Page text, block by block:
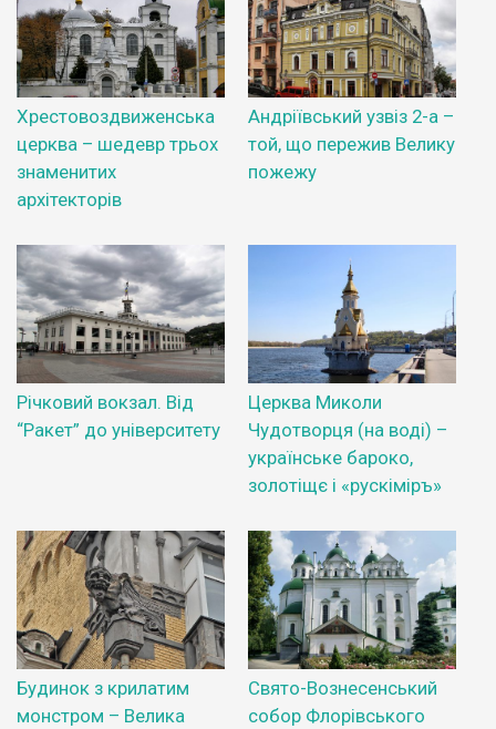
Хрестовоздвиженська
церква – шедевр трьох
знаменитих
архітекторів
Андріївський узвіз 2-а –
той, що пережив Велику
пожежу
Річковий вокзал. Від
“Ракет” до університету
Церква Миколи
Чудотворця (на воді) –
українське бароко,
золотіщє і «рускіміръ»
Будинок з крилатим
монстром – Велика
Свято-Вознесенський
собор Флорівського